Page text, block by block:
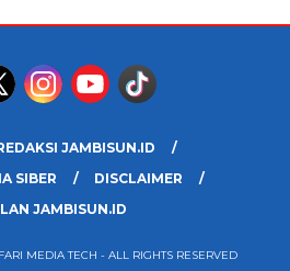
JAMBISUN.ID
SIBER
DISCLAIMER
JAMBISUN.ID
MEDIA TECH - ALL RIGHTS RESERVED